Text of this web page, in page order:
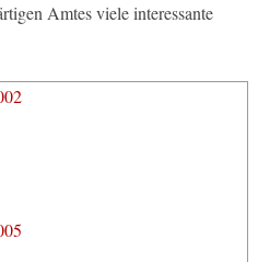
Amtes viele interessante